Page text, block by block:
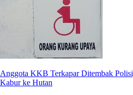
Anggota KKB Terkapar Ditembak
Kabur ke Hutan